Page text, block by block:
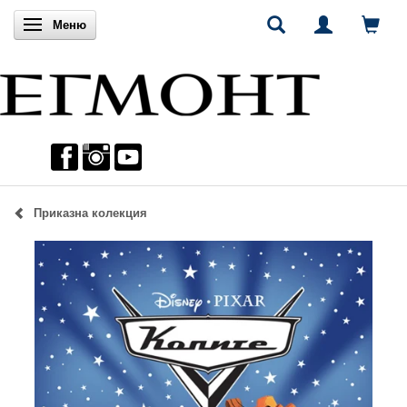
Включи навигацията
Меню
Приказна колекция